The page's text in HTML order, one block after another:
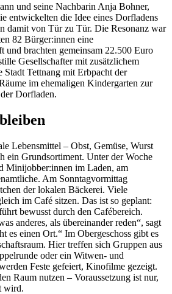
und seine Nachbarin Anja Bohner,
entwickelten die Idee eines Dorfladens
damit von Tür zu Tür. Die Resonanz war
82 Bürger:innen eine
und brachten gemeinsam 22.500 Euro
Gesellschafter mit zusätzlichem
Tettnang mit Erbpacht der
im ehemaligen Kindergarten zur
Dorfladen.
Lebensmittel – Obst, Gemüse, Wurst
ein Grundsortiment. Unter der Woche
Minijobber:innen im Laden, am
Am Sonntagvormittag
der lokalen Bäckerei. Viele
im Café sitzen. Das ist so geplant:
bewusst durch den Cafébereich.
anderes, als übereinander reden“, sagt
es einen Ort.“ Im Obergeschoss gibt es
Hier treffen sich Gruppen aus
oder ein Witwen- und
Feste gefeiert, Kinofilme gezeigt.
Raum nutzen – Voraussetzung ist nur,
wird.